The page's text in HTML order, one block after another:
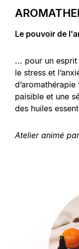
Le pouvoir de
... pour un
le stress et
paisible et une
des huiles
Atelier animé